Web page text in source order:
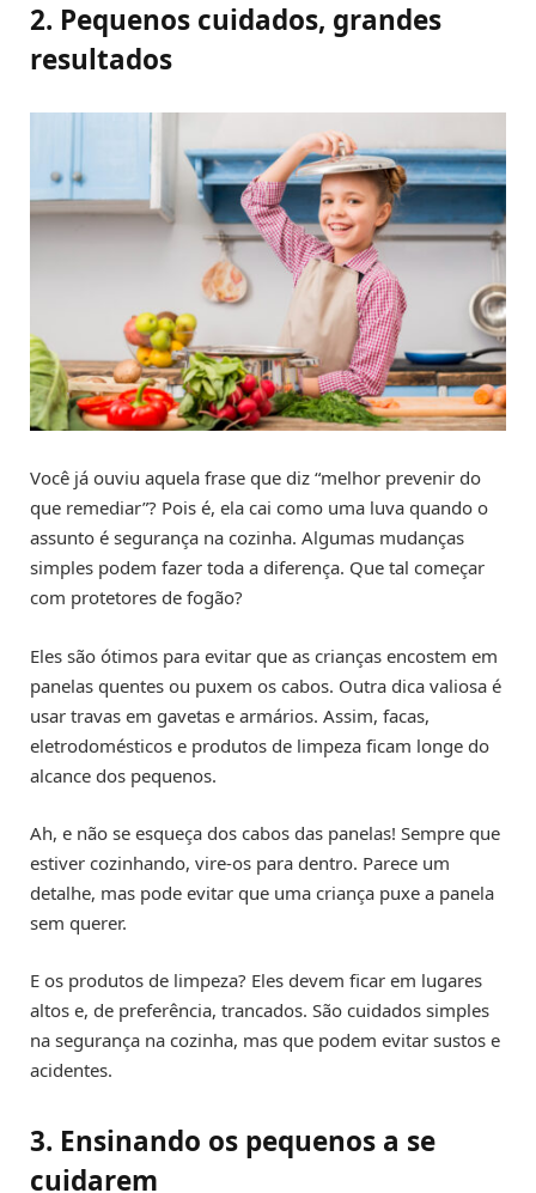
2. Pequenos cuidados, grandes
resultados
Você já ouviu aquela frase que diz “melhor prevenir do
que remediar”? Pois é, ela cai como uma luva quando o
assunto é segurança na cozinha. Algumas mudanças
simples podem fazer toda a diferença. Que tal começar
com protetores de fogão?
Eles são ótimos para evitar que as crianças encostem em
panelas quentes ou puxem os cabos. Outra dica valiosa é
usar travas em gavetas e armários. Assim, facas,
eletrodomésticos e produtos de limpeza ficam longe do
alcance dos pequenos.
Ah, e não se esqueça dos cabos das panelas! Sempre que
estiver cozinhando, vire-os para dentro. Parece um
detalhe, mas pode evitar que uma criança puxe a panela
sem querer.
E os produtos de limpeza? Eles devem ficar em lugares
altos e, de preferência, trancados. São cuidados simples
na segurança na cozinha, mas que podem evitar sustos e
acidentes.
3. Ensinando os pequenos a se
cuidarem